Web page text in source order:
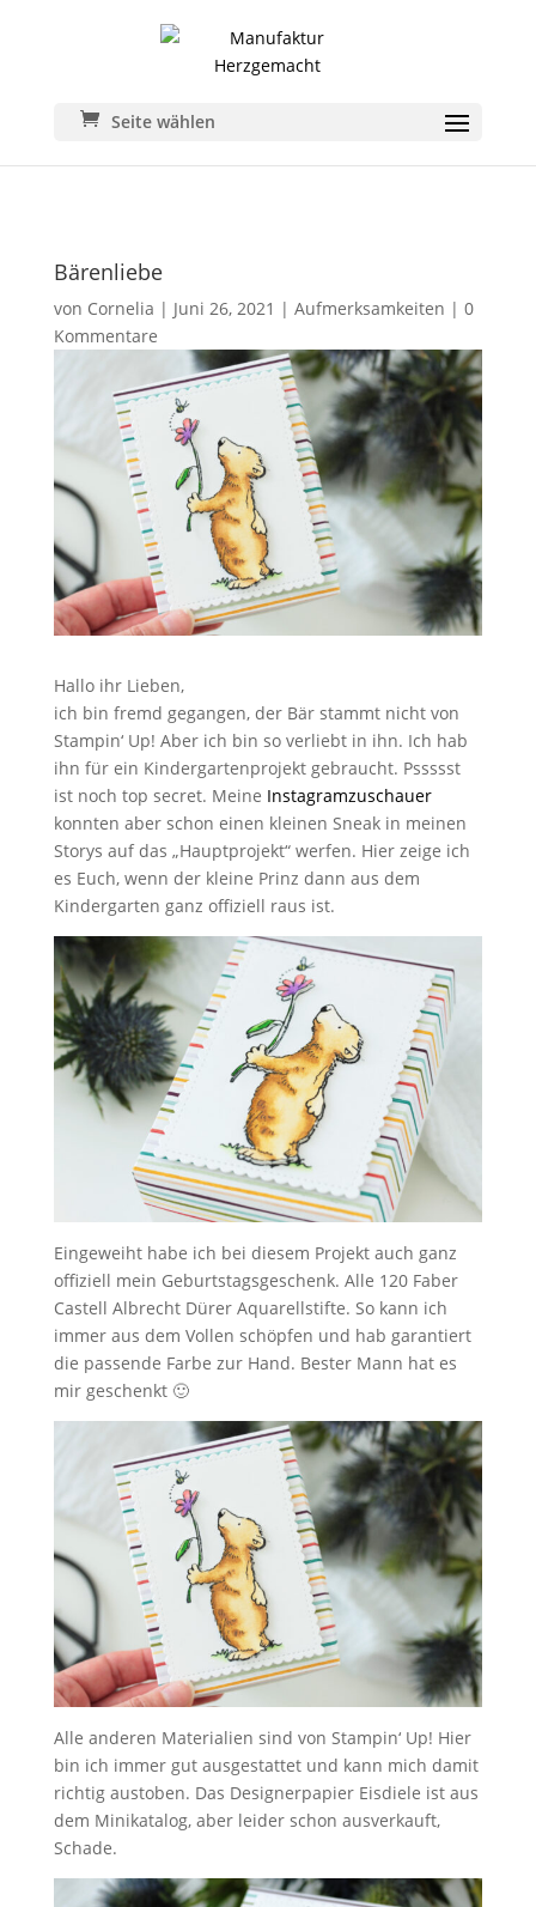
Seite wählen
Bärenliebe
von Cornelia | Juni 26, 2021 | Aufmerksamkeiten | 0
Kommentare
Hallo ihr Lieben,
ich bin fremd gegangen, der Bär stammt nicht von
Stampin‘ Up! Aber ich bin so verliebt in ihn. Ich hab
ihn für ein Kindergartenprojekt gebraucht. Pssssst
ist noch top secret. Meine Instagramzuschauer
konnten aber schon einen kleinen Sneak in meinen
Storys auf das „Hauptprojekt“ werfen. Hier zeige ich
es Euch, wenn der kleine Prinz dann aus dem
Kindergarten ganz offiziell raus ist.
Eingeweiht habe ich bei diesem Projekt auch ganz
offiziell mein Geburtstagsgeschenk. Alle 120 Faber
Castell Albrecht Dürer Aquarellstifte. So kann ich
immer aus dem Vollen schöpfen und hab garantiert
die passende Farbe zur Hand. Bester Mann hat es
mir geschenkt 🙂
Alle anderen Materialien sind von Stampin‘ Up! Hier
bin ich immer gut ausgestattet und kann mich damit
richtig austoben. Das Designerpapier Eisdiele ist aus
dem Minikatalog, aber leider schon ausverkauft,
Schade.